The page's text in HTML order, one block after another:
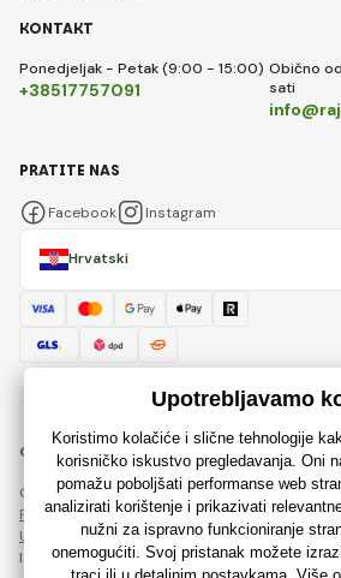
KONTAKT
Ponedjeljak - Petak (9:00 - 15:00)
+38517757091
Obično
sati
Hrvatski
PRATITE NAS
Facebook Instagram
© 2018 - 2026 Rajzaigracke.hr, Sva prava
Ova stranica je zaštićena reCAPTCHA-om i
Pravila o zaštiti osobnih podatakatvrtke
Ugovorni uvjeti .
Izrada učinkovitih internetskih trgovina od